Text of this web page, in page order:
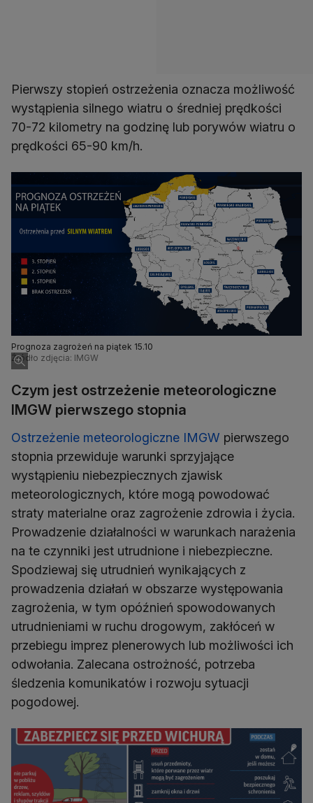
Pierwszy stopień ostrzeżenia oznacza możliwość
wystąpienia silnego wiatru o średniej prędkości
70-72 kilometry na godzinę lub porywów wiatru o
prędkości 65-90 km/h.
Prognoza zagrożeń na piątek 15.10
Źródło zdjęcia: IMGW
Czym jest ostrzeżenie meteorologiczne
IMGW pierwszego stopnia
Ostrzeżenie meteorologiczne IMGW pierwszego
stopnia przewiduje warunki sprzyjające
wystąpieniu niebezpiecznych zjawisk
meteorologicznych, które mogą powodować
straty materialne oraz zagrożenie zdrowia i życia.
Prowadzenie działalności w warunkach narażenia
na te czynniki jest utrudnione i niebezpieczne.
Spodziewaj się utrudnień wynikających z
prowadzenia działań w obszarze występowania
zagrożenia, w tym opóźnień spowodowanych
utrudnieniami w ruchu drogowym, zakłóceń w
przebiegu imprez plenerowych lub możliwości ich
odwołania. Zalecana ostrożność, potrzeba
śledzenia komunikatów i rozwoju sytuacji
pogodowej.